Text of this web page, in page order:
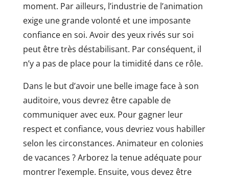
moment. Par ailleurs, l’industrie de l’animation
exige une grande volonté et une imposante
confiance en soi. Avoir des yeux rivés sur soi
peut être très déstabilisant. Par conséquent, il
n’y a pas de place pour la timidité dans ce rôle.
Dans le but d’avoir une belle image face à son
auditoire, vous devrez être capable de
communiquer avec eux. Pour gagner leur
respect et confiance, vous devriez vous habiller
selon les circonstances. Animateur en colonies
de vacances ? Arborez la tenue adéquate pour
montrer l’exemple. Ensuite, vous devez être